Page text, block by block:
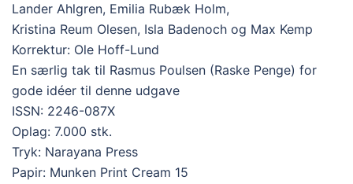
Lander Ahlgren, Emilia Rubæk Holm,
Kristina Reum Olesen, Isla Badenoch og Max Kemp
Korrektur: Ole Hoff-Lund
En særlig tak til Rasmus Poulsen (Raske Penge) for
gode idéer til denne udgave
ISSN: 2246-087X
Oplag: 7.000 stk.
Tryk: Narayana Press
Papir: Munken Print Cream 15